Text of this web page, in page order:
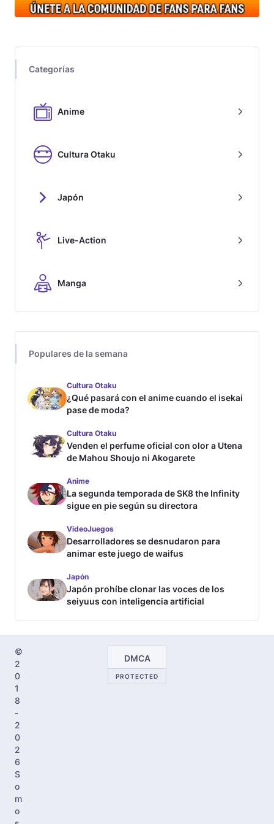
Categorías
Anime
Cultura Otaku
Japón
Live-Action
Manga
Populares de la semana
Cultura Otaku
¿Qué pasará con el anime cuando el isekai
pase de moda?
Cultura Otaku
Venden el perfume oficial con olor a Utena
de Mahou Shoujo ni Akogarete
Anime
La segunda temporada de SK8 the Infinity
sigue en pie según su directora
VideoJuegos
Desarrolladores se desnudaron para
animar este juego de waifus
Japón
Japón prohíbe clonar las voces de los
seiyuus con inteligencia artificial
©
2
0
1
8
-
2
0
2
6
S
o
m
o
DMCA
PROTECTED